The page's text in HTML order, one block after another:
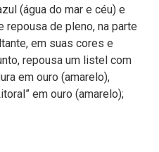
(água do mar e céu) e
repousa de pleno, na parte
em suas cores e
repousa um listel com
em ouro (amarelo),
em ouro (amarelo);